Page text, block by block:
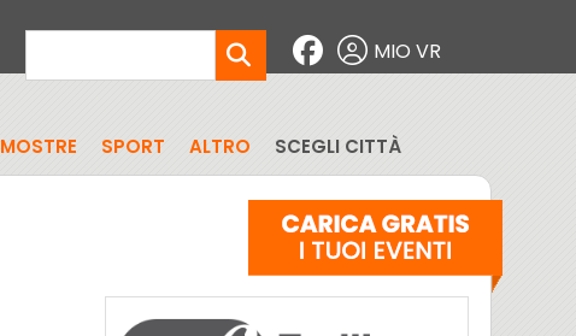
MIO VR
MOSTRE SPORT ALTRO SCEGLI CITTÀ